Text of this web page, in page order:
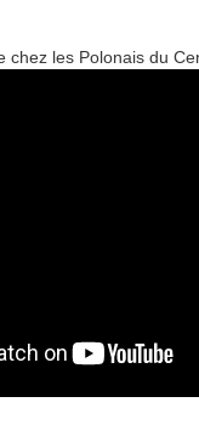
chez les Polonais du